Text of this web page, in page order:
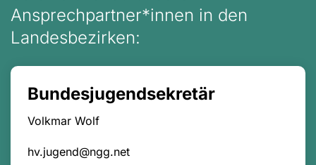
Ansprechpartner*innen in den
Landesbezirken:
Bundesjugendsekretär
Volkmar Wolf
hv.jugend@ngg.net